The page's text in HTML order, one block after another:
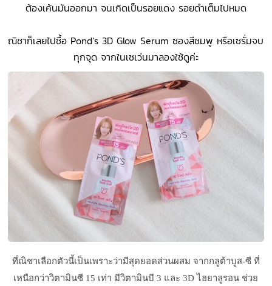
ต้องเค้นมันออกมา จนเกิดเป็นรอยแดง รอยดำเต็มไปหมด
ณิชาก็เลยไปซื้อ Pond’s 3D Glow Serum ซองสีชมพู หรือเซรั่มจบ
ทุกจุด จากในเซเว่นมาลองใช้ดูค่ะ
ที่ณิชาเลือกตัวนี้เป็นเพราะว่ามีสุดยอดส่วนผสม จากกลูต้าบูส-ซี ที่
เหนือกว่าวิตามินซี 15 เท่า มีวิตามินบี 3 และ 3D ไฮยาลูรอน ช่วย